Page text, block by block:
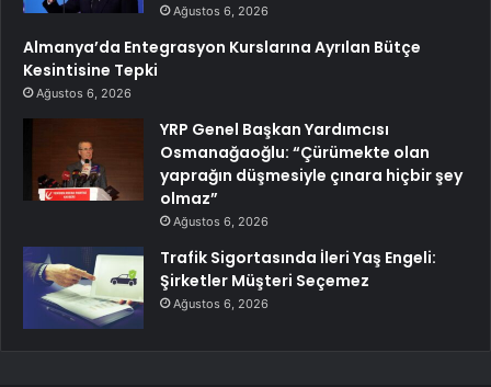
Ağustos 6, 2026
Almanya’da Entegrasyon Kurslarına Ayrılan Bütçe
Kesintisine Tepki
Ağustos 6, 2026
YRP Genel Başkan Yardımcısı
Osmanağaoğlu: “Çürümekte olan
yaprağın düşmesiyle çınara hiçbir şey
olmaz”
Ağustos 6, 2026
Trafik Sigortasında İleri Yaş Engeli:
Şirketler Müşteri Seçemez
Ağustos 6, 2026